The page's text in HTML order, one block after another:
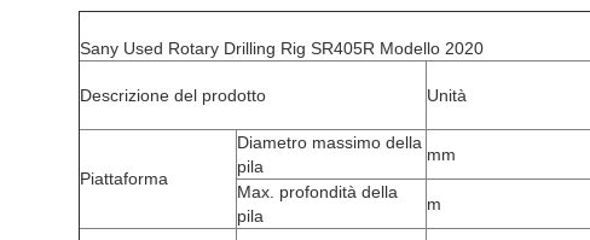
Sany Used Rotary Drilling Rig SR405R Modello 2020
Descrizione del prodotto Unità
Piattaforma
Diametro massimo della
pila
mm
Max. profondità della
pila
m